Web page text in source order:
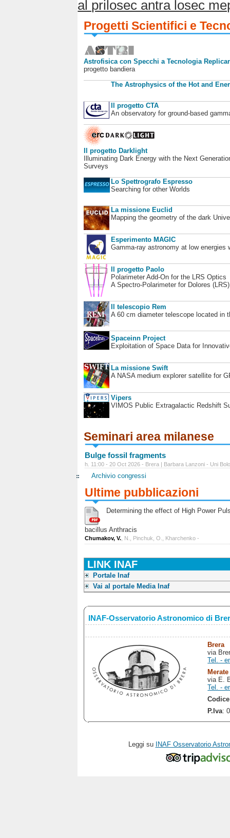
al prilosec antra losec
Progetti Scientifici e
Astrofisica con Specchi a Tecnologia
progetto bandiera
The Astrophysics of the Hot and
Il progetto CTA
An observatory for ground-based
Il progetto Darklight
Illuminating Dark Energy with the Next
Surveys
Lo Spettrografo Espresso
Searching for other Worlds
La missione Euclid
Mapping the geometry of the dark
Esperimento MAGIC
Gamma-ray astronomy at low energies
Il progetto Paolo
Polarimeter Add-On for the LRS Optics
A Spectro-Polarimeter for Dolores
Il telescopio Rem
A 60 cm diameter telescope located in
Spaceinn Project
Exploitation of Space Data for
La missione Swift
A NASA medium explorer satellite for
Vipers
VIMOS Public Extragalactic Redshift
Seminari area milanese
Bulge fossil fragments
h. 11:00 - 20 Oct 2026 - Brera | Barbara Lanzoni - Uni
Archivio congressi
Ultime pubblicazioni
Determining the effect of High Power
bacillus Anthracis
Chumakov, V. , N., Pinchuk, O., Kharchenko -
LINK INAF
Portale Inaf
Vai al portale Media Inaf
INAF-Osservatorio Astronomico di
Brera
via
Tel. -
Merate
via E.
Tel. -
P.Iva:
Leggi su INAF Osservatorio